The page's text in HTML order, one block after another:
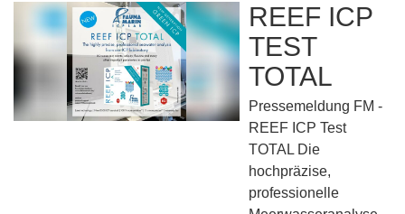
REEF ICP
TEST
TOTAL
Pressemeldung FM -
REEF ICP Test
TOTAL Die
hochpräzise,
professionelle